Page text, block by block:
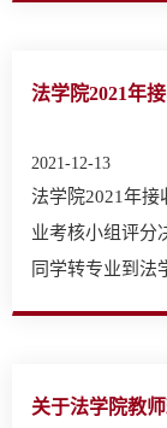
法学院2021年
2021-12-13
法学院2021年接
业考核小组评分
同学转专业到法
关于法学院教